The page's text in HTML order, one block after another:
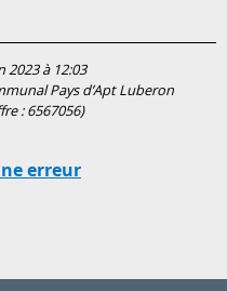
2023 à 12:03
Pays d’Apt Luberon
:6567056)
erreur